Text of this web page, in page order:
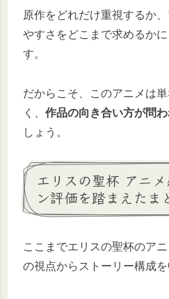
原作をどれだけ重視するか
やすさをどこまで求めるか
す。
だからこそ、このアニメは
く、 作品の向き合い方が問
しょう。
エリスの聖杯 アニ
ン評価を踏まえたま
ここまでエリスの聖杯のア
の視点からストーリー構成を